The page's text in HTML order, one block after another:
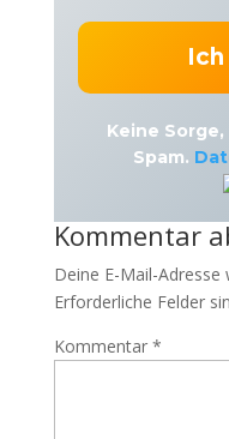
Keine
Spam.
Kommentar
Deine E-Mail-
Erforderliche Felder
Kommentar *